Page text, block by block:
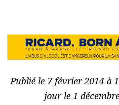
Publié le 7 février 2014 à
jour le 1